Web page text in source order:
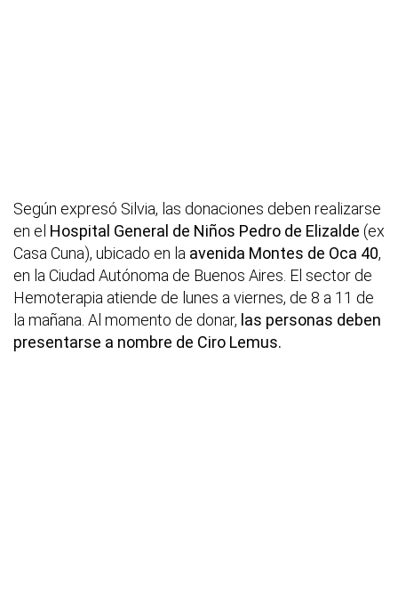
Según expresó Silvia, las donaciones deben realizarse
en el Hospital General de Niños Pedro de Elizalde (ex
Casa Cuna), ubicado en la avenida Montes de Oca 40,
en la Ciudad Autónoma de Buenos Aires. El sector de
Hemoterapia atiende de lunes a viernes, de 8 a 11 de
la mañana. Al momento de donar, las personas deben
presentarse a nombre de Ciro Lemus.